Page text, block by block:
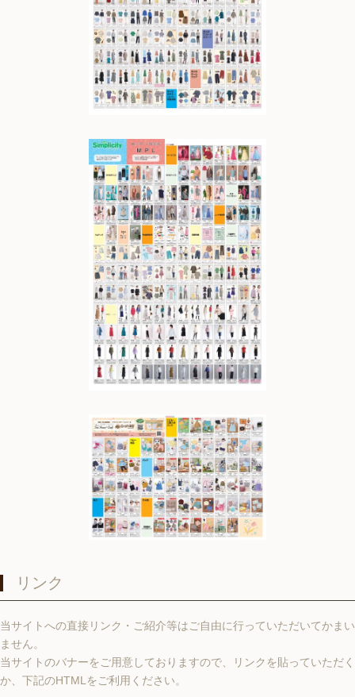
リンク
当サイトへの直接リンク・ご紹介等はご自由に行っていただいてかまい
ません。
当サイトのバナーをご用意しておりますので、リンクを貼っていただく
か、下記のHTMLをご利用ください。